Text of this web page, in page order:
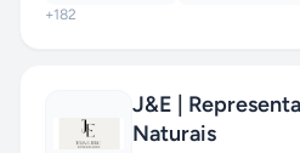
+182
J&E |
Naturais